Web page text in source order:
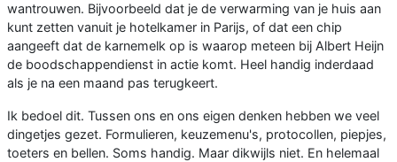
wantrouwen. Bijvoorbeeld dat je de verwarming van je huis aan
kunt zetten vanuit je hotelkamer in Parijs, of dat een chip
aangeeft dat de karnemelk op is waarop meteen bij Albert Heijn
de boodschappendienst in actie komt. Heel handig inderdaad
als je na een maand pas terugkeert.
Ik bedoel dit. Tussen ons en ons eigen denken hebben we veel
dingetjes gezet. Formulieren, keuzemenu's, protocollen, piepjes,
toeters en bellen. Soms handig. Maar dikwijls niet. En helemaal